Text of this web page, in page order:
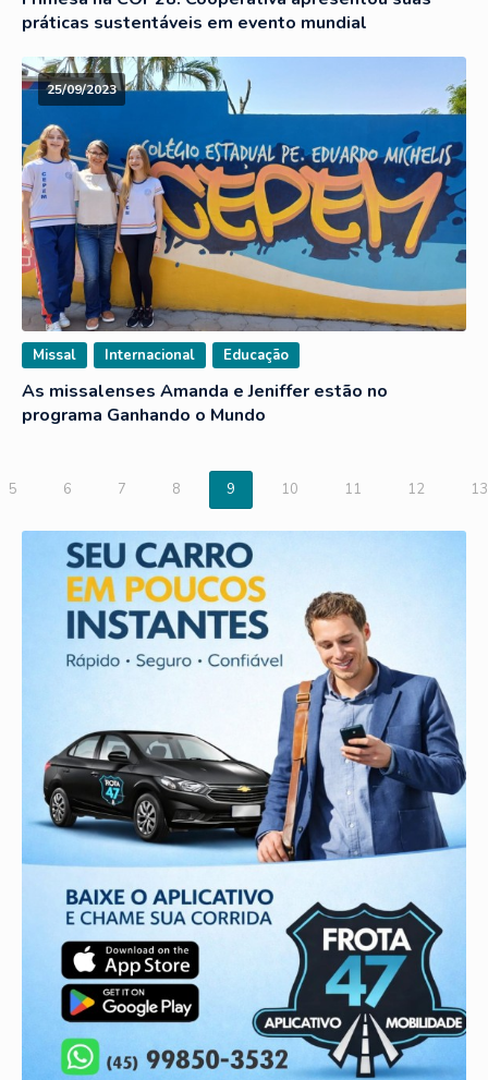
práticas sustentáveis em evento mundial
25/09/2023
Missal Internacional Educação
As missalenses Amanda e Jeniffer estão no
programa Ganhando o Mundo
5 6 7 8 9 10 11 12 13